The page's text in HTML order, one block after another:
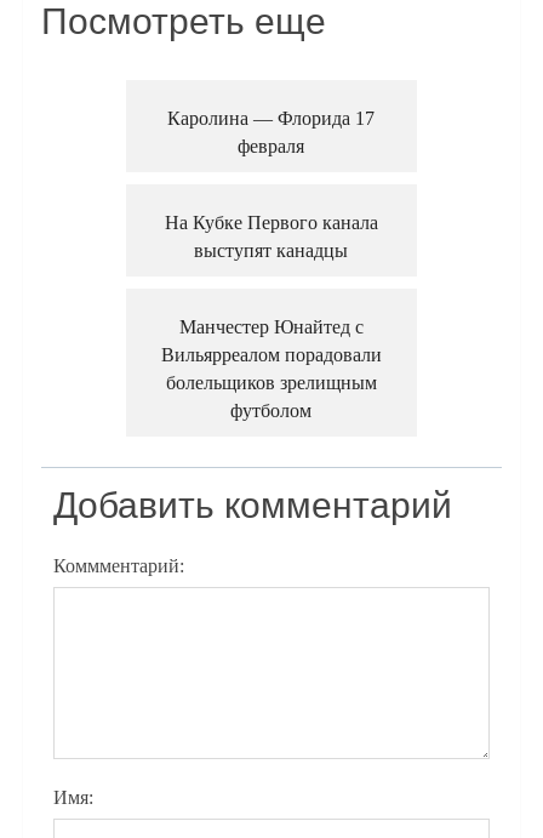
Посмотреть еще
Каролина — Флорида 17
февраля
На Кубке Первого канала
выступят канадцы
Манчестер Юнайтед с
Вильярреалом порадовали
болельщиков зрелищным
футболом
Добавить комментарий
Коммментарий:
Имя: